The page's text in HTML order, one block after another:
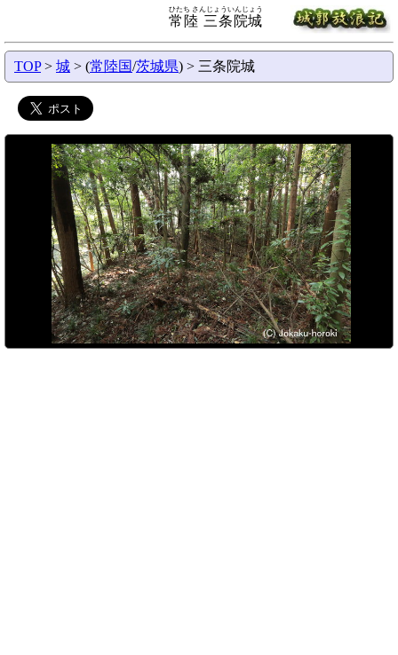
常陸 三条院城
ひたち さんじょういんじょう
TOP> 城 > (常陸国/茨城県) > 三条院城